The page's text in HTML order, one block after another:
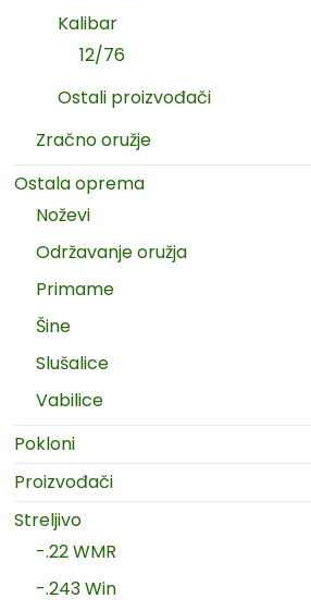
Kalibar
12/76
Ostali proizvođači
Zračno oružje
Ostala oprema
Noževi
Održavanje oružja
Primame
Šine
Slušalice
Vabilice
Pokloni
Proizvođači
Streljivo
-.22 WMR
-.243 Win